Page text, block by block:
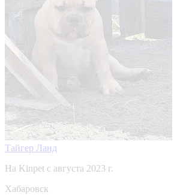
Тайгер Ланд
На Kinpet c августа 2023 г.
Хабаровск